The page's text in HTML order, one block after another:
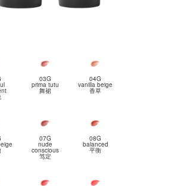
03G
prima tutu
舞裙
04G
vanilla beige
香草
07G
nude
conscious
笃定
08G
balanced
平衡